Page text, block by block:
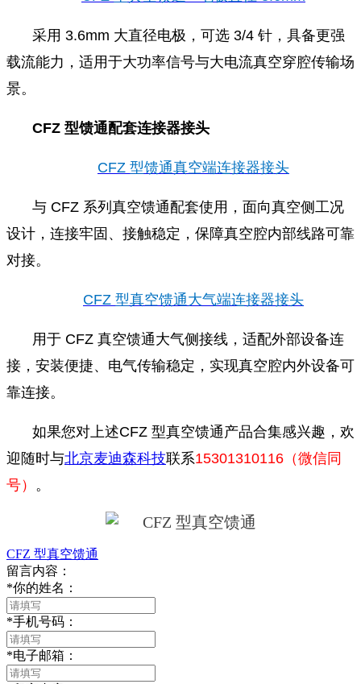
采用 3.6mm 大直径电极，可选 3/4 针，具备更强
载流能力，适用于大功率信号与大电流真空穿腔传输场
景。
CFZ 型馈通配套连接器接头
CFZ 型馈通真空端连接器接头
与 CFZ 系列真空馈通配套使用，面向真空侧工况
设计，连接牢固、接触稳定，保障真空腔内部线路可靠
对接。
CFZ 型真空馈通大气端连接器接头
用于 CFZ 真空馈通大气侧接线，适配外部设备连
接，安装便捷、电气传输稳定，实现真空腔内外设备可
靠连接。
如果您对上述CFZ 型真空馈通产品合集感兴趣，欢
迎随时与北京麦迪森科技联系15301310116（微信同
号） 。
CFZ 型真空馈通
留言内容：
*你的姓名：
*手机号码：
*电子邮箱：